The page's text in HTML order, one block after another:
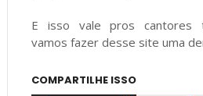
E isso vale pros cantores
vamos fazer desse site uma
COMPARTILHE ISSO